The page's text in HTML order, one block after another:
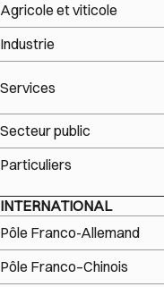
Agricole et viticole
Industrie
Services
Secteur public
Particuliers
INTERNATIONAL
Pôle Franco-Allemand
Pôle Franco–Chinois